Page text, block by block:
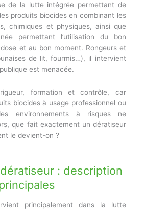
de la lutte intégrée permettant de
produits biocides en combinant les
chimiques et physiques, ainsi que
permettant l’utilisation du bon
et au bon moment. Rongeurs et
de lit, fourmis…), il intervient
est menacée.
formation et contrôle, car
biocides à usage professionnel ou
environnements à risques ne
que fait exactement un dératiseur
le devient-on ?
: description
principalement dans la lutte